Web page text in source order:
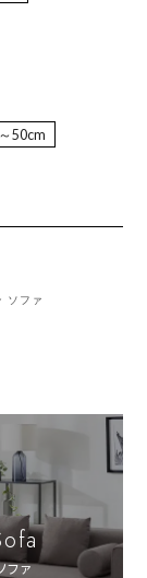
50cm
ソファ
ファ